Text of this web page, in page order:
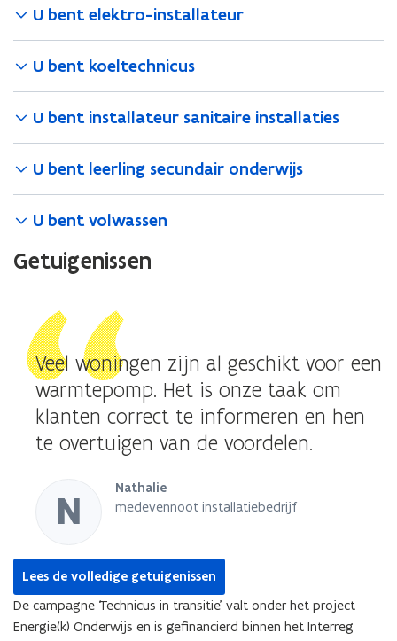
)
e
r
n
e
r
)
n
n
i
w
v
e
t
e
r
v
e
n
s
t
)
U bent elektro-installateur
U bent koeltechnicus
U bent installateur sanitaire installaties
U bent leerling secundair onderwijs
U bent volwassen
Getuigenissen
Veel woningen zijn al geschikt voor een
warmtepomp. Het is onze taak om
klanten correct te informeren en hen
te overtuigen van de voordelen.
N Nathalie
medevennoot installatiebedrijf
Lees de volledige getuigenissen
De campagne ‘Technicus in transitie’ valt onder het project
Energie(k) Onderwijs en is gefinancierd binnen het Interreg